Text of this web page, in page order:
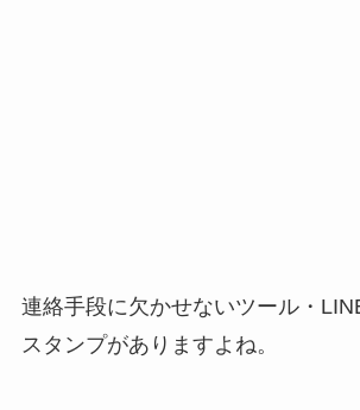
連絡手段に欠かせないツール・
スタンプがありますよね。